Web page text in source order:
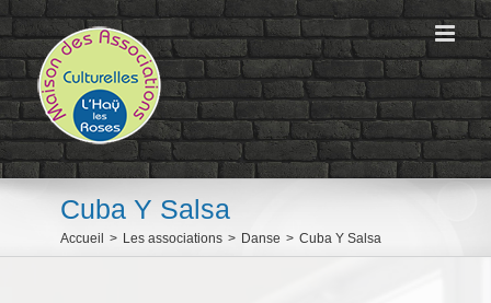
Passer
au
contenu
Cuba Y Salsa
Accueil > Les associations > Danse > Cuba Y Salsa